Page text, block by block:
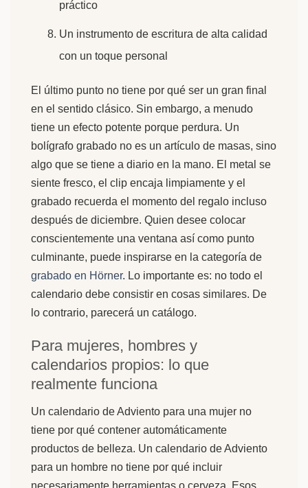
práctico
Un instrumento de escritura de alta calidad
con un toque personal
El último punto no tiene por qué ser un gran final
en el sentido clásico. Sin embargo, a menudo
tiene un efecto potente porque perdura. Un
bolígrafo grabado no es un artículo de masas, sino
algo que se tiene a diario en la mano. El metal se
siente fresco, el clip encaja limpiamente y el
grabado recuerda el momento del regalo incluso
después de diciembre. Quien desee colocar
conscientemente una ventana así como punto
culminante, puede inspirarse en la categoría de
grabado en Hörner. Lo importante es: no todo el
calendario debe consistir en cosas similares. De
lo contrario, parecerá un catálogo.
Para mujeres, hombres y
calendarios propios: lo que
realmente funciona
Un calendario de Adviento para una mujer no
tiene por qué contener automáticamente
productos de belleza. Un calendario de Adviento
para un hombre no tiene por qué incluir